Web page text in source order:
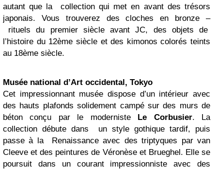
autant que la collection qui met en avant des trésors
japonais. Vous trouverez des cloches en bronze –
rituels du premier siècle avant JC, des objets de
l’histoire du 12ème siècle et des kimonos colorés teints
au 18ème siècle.
Musée national d’Art occidental, Tokyo
Cet impressionnant musée dispose d’un intérieur avec
des hauts plafonds solidement campé sur des murs de
béton conçu par le moderniste Le Corbusier. La
collection débute dans un style gothique tardif, puis
passe à la Renaissance avec des triptyques par van
Cleeve et des peintures de Véronèse et Brueghel. Elle se
poursuit dans un courant impressionniste avec des